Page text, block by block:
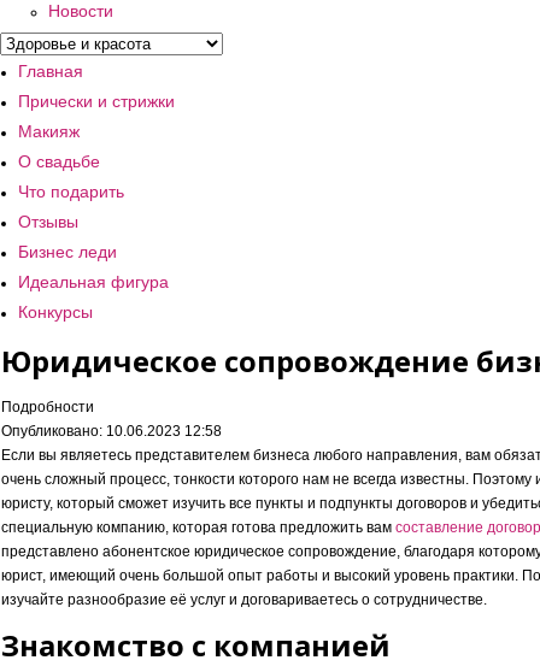
Новости
Главная
Прически и стрижки
Макияж
О свадьбе
Что подарить
Отзывы
Бизнес леди
Идеальная фигура
Конкурсы
Юридическое сопровождение
Подробности
Опубликовано: 10.06.2023 12:58
Если вы являетесь представителем бизнеса любого направления, вам
очень сложный процесс, тонкости которого нам не всегда известны.
юристу, который сможет изучить все пункты и подпункты договоров и
специальную компанию, которая готова предложить вам составление
представлено абонентское юридическое сопровождение, благодаря
юрист, имеющий очень большой опыт работы и высокий уровень практики.
изучайте разнообразие её услуг и договариваетесь о сотрудничестве.
Знакомство с компанией